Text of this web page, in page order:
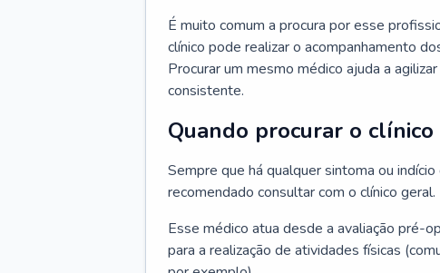
É muito comum a procura por esse
clínico pode realizar o acompanhamento
Procurar um mesmo médico ajuda a
consistente.
Quando procurar o
Sempre que há qualquer sintoma ou
recomendado consultar com o clínico geral.
Esse médico atua desde a avaliação pré-
para a realização de atividades físicas